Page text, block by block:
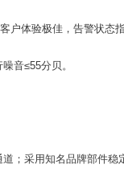
户体验极佳，告警状态
音≤55分贝。
；采用知名品牌部件稳